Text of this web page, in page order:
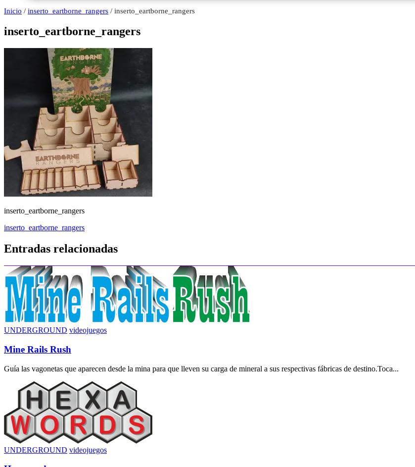
Inicio / inserto_eartborne_rangers / inserto_eartborne_rangers
inserto_eartborne_rangers
inserto_eartborne_rangers
Navegación
de
entradas
inserto_eartborne_rangers
Entradas relacionadas
UNDERGROUND videojuegos
Mine Rails Rush
Guía las vagonetas que aparecen desde la mina para que lleven su carga de mineral a sus respectivas fábricas de destino.Toca...
UNDERGROUND videojuegos